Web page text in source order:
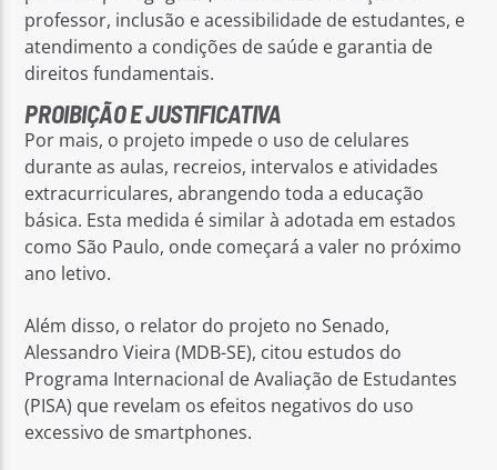
professor, inclusão e acessibilidade de estudantes, e
atendimento a condições de saúde e garantia de
direitos fundamentais.
PROIBIÇÃO E JUSTIFICATIVA
Por mais, o projeto impede o uso de celulares
durante as aulas, recreios, intervalos e atividades
extracurriculares, abrangendo toda a educação
básica. Esta medida é similar à adotada em estados
como São Paulo, onde começará a valer no próximo
ano letivo.
Além disso, o relator do projeto no Senado,
Alessandro Vieira (MDB-SE), citou estudos do
Programa Internacional de Avaliação de Estudantes
(PISA) que revelam os efeitos negativos do uso
excessivo de smartphones.